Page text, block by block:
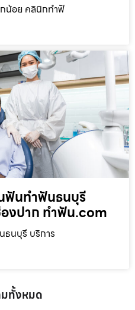
น้อย คลินิกทำฟั
ฟันทำฟันธนบุรี
งปาก ทำฟัน.com
นบุรี บริการ
ทั้งหมด